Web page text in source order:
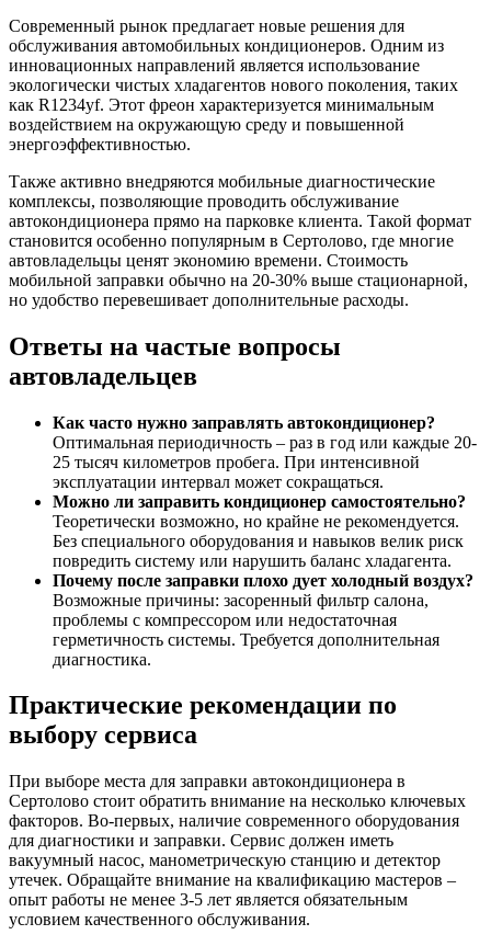
Современный рынок предлагает новые решения для
обслуживания автомобильных кондиционеров. Одним из
инновационных направлений является использование
экологически чистых хладагентов нового поколения, таких
как R1234yf. Этот фреон характеризуется минимальным
воздействием на окружающую среду и повышенной
энергоэффективностью.
Также активно внедряются мобильные диагностические
комплексы, позволяющие проводить обслуживание
автокондиционера прямо на парковке клиента. Такой формат
становится особенно популярным в Сертолово, где многие
автовладельцы ценят экономию времени. Стоимость
мобильной заправки обычно на 20-30% выше стационарной,
но удобство перевешивает дополнительные расходы.
Ответы на частые вопросы
автовладельцев
Как часто нужно заправлять автокондиционер?
Оптимальная периодичность – раз в год или каждые 20-
25 тысяч километров пробега. При интенсивной
эксплуатации интервал может сокращаться.
Можно ли заправить кондиционер самостоятельно?
Теоретически возможно, но крайне не рекомендуется.
Без специального оборудования и навыков велик риск
повредить систему или нарушить баланс хладагента.
Почему после заправки плохо дует холодный воздух?
Возможные причины: засоренный фильтр салона,
проблемы с компрессором или недостаточная
герметичность системы. Требуется дополнительная
диагностика.
Практические рекомендации по
выбору сервиса
При выборе места для заправки автокондиционера в
Сертолово стоит обратить внимание на несколько ключевых
факторов. Во-первых, наличие современного оборудования
для диагностики и заправки. Сервис должен иметь
вакуумный насос, манометрическую станцию и детектор
утечек. Обращайте внимание на квалификацию мастеров –
опыт работы не менее 3-5 лет является обязательным
условием качественного обслуживания.